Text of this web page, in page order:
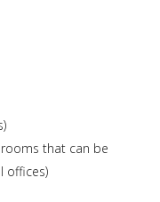
that can be
offices)